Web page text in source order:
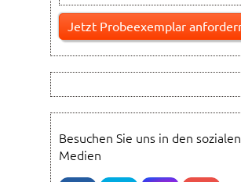
Besuchen Sie uns in den sozialen
Medien